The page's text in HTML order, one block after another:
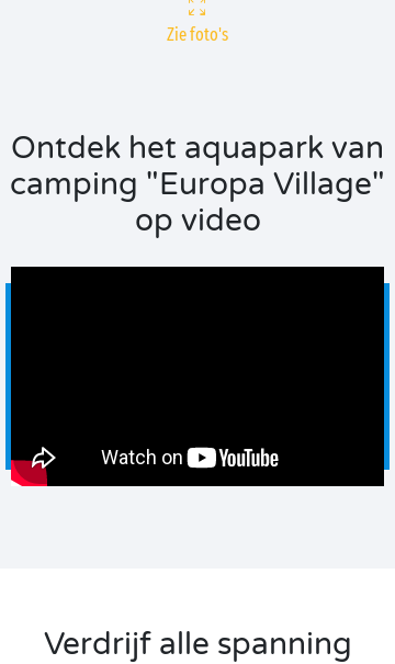
Zie foto's
Ontdek het aquapark van
camping "Europa Village"
op video
Verdrijf alle spanning